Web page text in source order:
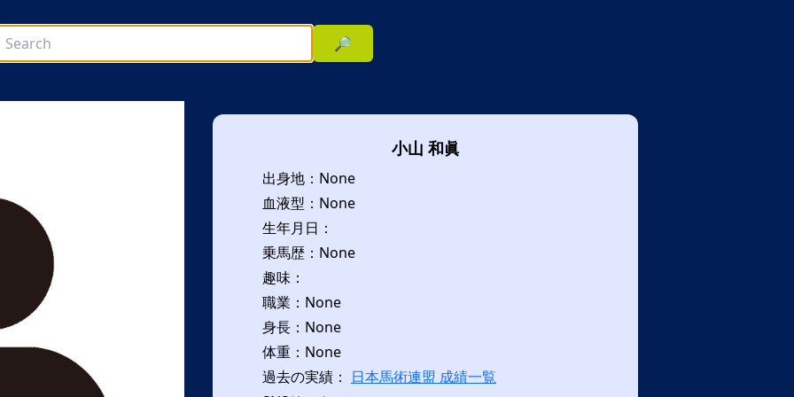
🔎
小山 和眞
出身地：None
血液型：None
生年月日：
乗馬歴：None
趣味：
職業：None
身長：None
体重：None
過去の実績： 日本馬術連盟 成績一覧